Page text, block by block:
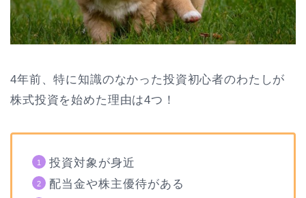
4年前、特に知識のなかった投資初心者のわたしが
株式投資を始めた理由は4つ！
投資対象が身近
配当金や株主優待がある